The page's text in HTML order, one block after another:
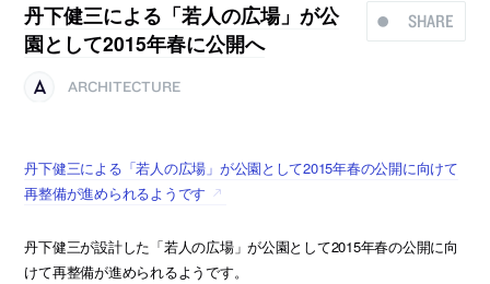
SHARE
丹下健三による「若人の広場」が公
園として2015年春に公開へ
ARCHITECTURE
丹下健三による「若人の広場」が公園として2015年春の公開に向けて
再整備が進められるようです
丹下健三が設計した「若人の広場」が公園として2015年春の公開に向
けて再整備が進められるようです。